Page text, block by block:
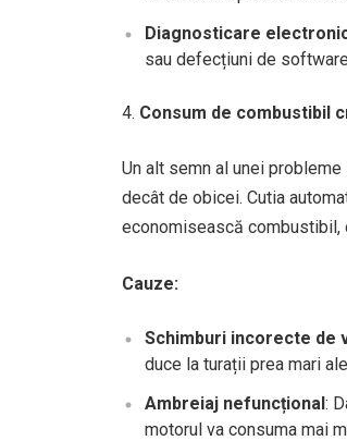
Diagnosticare
sau defecțiuni de
Consum de combustibil
Un alt semn al unei
decât de obicei. Cutia
economisească combustibil,
Cauze:
Schimburi incorecte de
duce la turații prea mari
Ambreiaj nefuncțional:
motorul va consuma mai